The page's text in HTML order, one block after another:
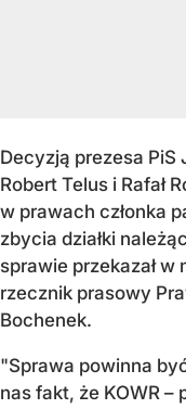
Decyzją prezesa PiS
Robert Telus i Rafał
w prawach członka
zbycia działki
sprawie przekazał w
rzecznik prasowy
Bochenek.
"Sprawa powinna
nas fakt, że KOWR